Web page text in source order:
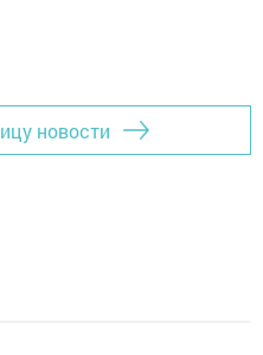
новости